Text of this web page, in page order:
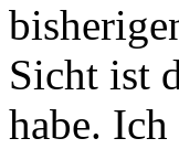
Sicht ist
habe.